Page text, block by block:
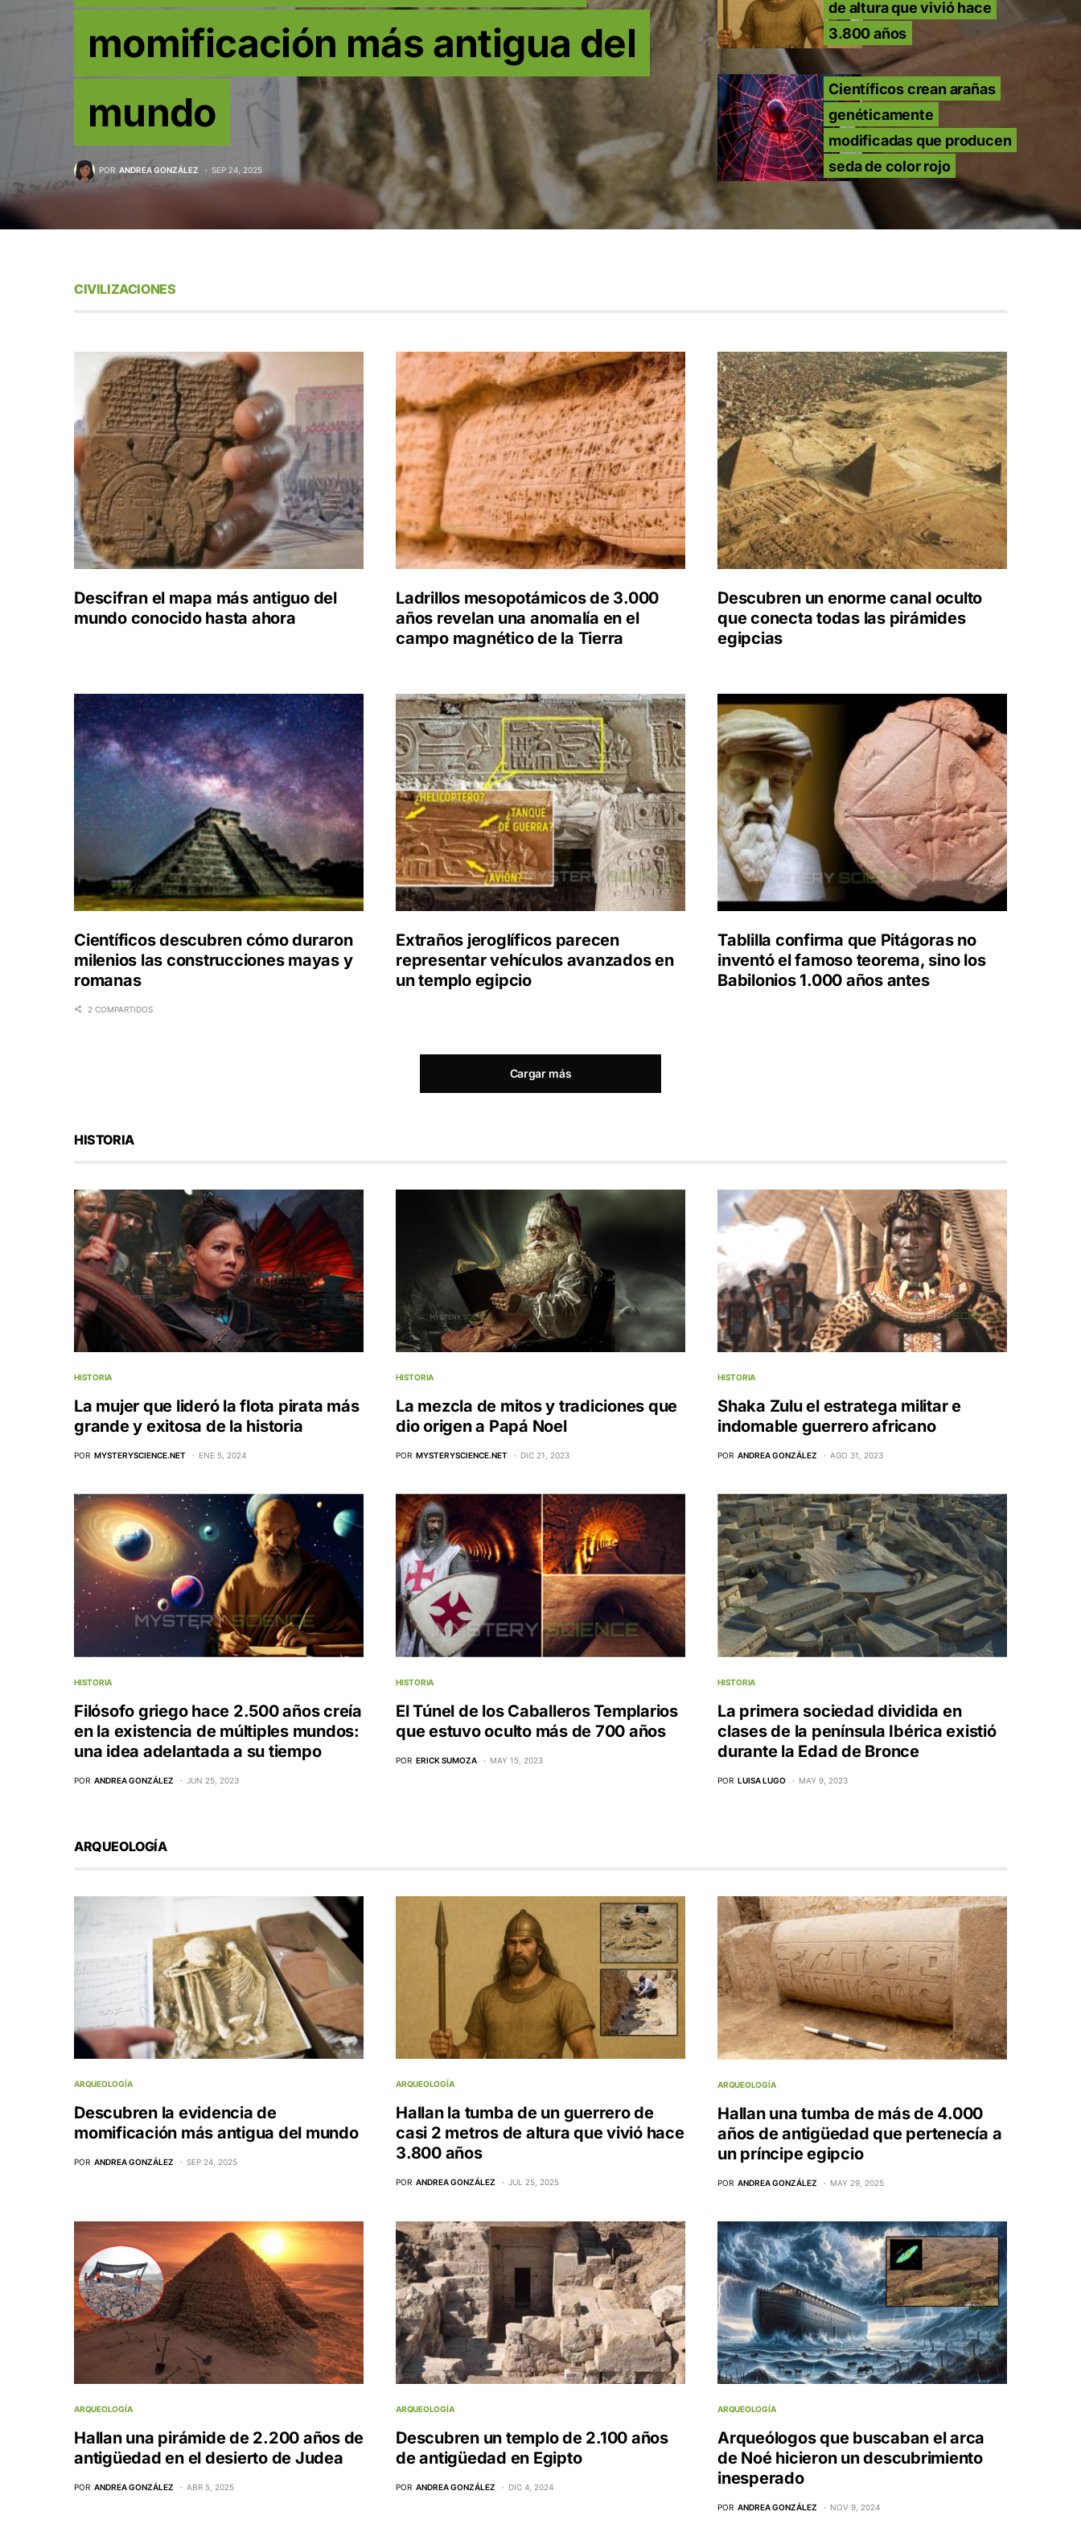
momificación más antigua del
mundo
POR ANDREA GONZÁLEZ SEP 24, 2025
de altura que vivió hace
3.800 años
Científicos crean arañas
genéticamente
modificadas que producen
seda de color rojo
CIVILIZACIONES
Descifran el mapa más antiguo del
mundo conocido hasta ahora
Ladrillos mesopotámicos de 3.000
años revelan una anomalía en el
campo magnético de la Tierra
Descubren un enorme canal oculto
que conecta todas las pirámides
egipcias
Científicos descubren cómo duraron
milenios las construcciones mayas y
romanas
2 COMPARTIDOS
Extraños jeroglíficos parecen
representar vehículos avanzados en
un templo egipcio
Tablilla confirma que Pitágoras no
inventó el famoso teorema, sino los
Babilonios 1.000 años antes
Cargar más
HISTORIA
HISTORIA
La mujer que lideró la flota pirata más
grande y exitosa de la historia
POR MYSTERYSCIENCE.NET ENE 5, 2024
HISTORIA
La mezcla de mitos y tradiciones que
dio origen a Papá Noel
POR MYSTERYSCIENCE.NET DIC 21, 2023
HISTORIA
Shaka Zulu el estratega militar e
indomable guerrero africano
POR ANDREA GONZÁLEZ AGO 31, 2023
HISTORIA
Filósofo griego hace 2.500 años creía
en la existencia de múltiples mundos:
una idea adelantada a su tiempo
POR ANDREA GONZÁLEZ JUN 25, 2023
HISTORIA
El Túnel de los Caballeros Templarios
que estuvo oculto más de 700 años
POR ERICK SUMOZA MAY 15, 2023
HISTORIA
La primera sociedad dividida en
clases de la península Ibérica existió
durante la Edad de Bronce
POR LUISA LUGO MAY 9, 2023
ARQUEOLOGÍA
ARQUEOLOGÍA
Descubren la evidencia de
momificación más antigua del mundo
POR ANDREA GONZÁLEZ SEP 24, 2025
ARQUEOLOGÍA
Hallan la tumba de un guerrero de
casi 2 metros de altura que vivió hace
3.800 años
POR ANDREA GONZÁLEZ JUL 25, 2025
ARQUEOLOGÍA
Hallan una tumba de más de 4.000
años de antigüedad que pertenecía a
un príncipe egipcio
POR ANDREA GONZÁLEZ MAY 29, 2025
ARQUEOLOGÍA
Hallan una pirámide de 2.200 años de
antigüedad en el desierto de Judea
POR ANDREA GONZÁLEZ ABR 5, 2025
ARQUEOLOGÍA
Descubren un templo de 2.100 años
de antigüedad en Egipto
POR ANDREA GONZÁLEZ DIC 4, 2024
ARQUEOLOGÍA
Arqueólogos que buscaban el arca
de Noé hicieron un descubrimiento
inesperado
POR ANDREA GONZÁLEZ NOV 9, 2024